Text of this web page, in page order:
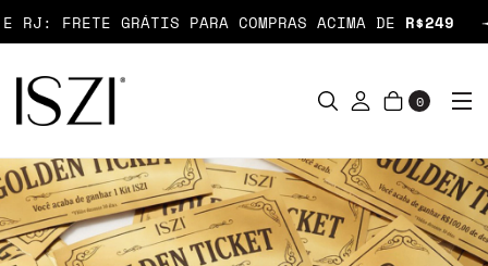
FRETE GRÁTIS PARA COMPRAS ACIMA DE R$249
0